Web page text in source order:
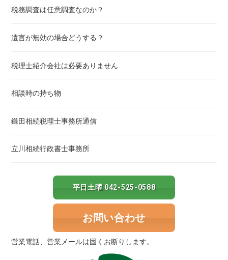
税務調査は任意調査なのか？
遺言が無効の場合どうする？
税理士紹介会社は必要ありません
相談時の持ち物
鎌田相続税理士事務所通信
立川相続行政書士事務所
平日土曜 042-525-0588
お問い合わせ
営業電話、営業メールは固くお断りします。